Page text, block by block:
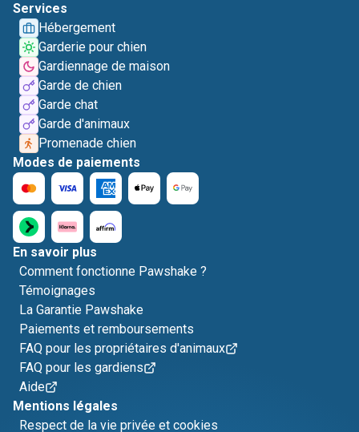
Services
Hébergement
Garderie pour chien
Gardiennage de maison
Garde de chien
Garde chat
Garde d'animaux
Promenade chien
Modes de paiements
En savoir plus
Comment fonctionne Pawshake ?
Témoignages
La Garantie Pawshake
Paiements et remboursements
FAQ pour les propriétaires d'animaux
FAQ pour les gardiens
Aide
Mentions légales
Respect de la vie privée et cookies